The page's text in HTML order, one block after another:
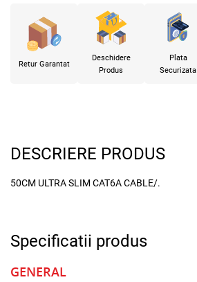
Retur Garantat
Deschidere
Produs
Plata
Securizata
DESCRIERE PRODUS
50CM ULTRA SLIM CAT6A CABLE/.
Specificatii produs
GENERAL